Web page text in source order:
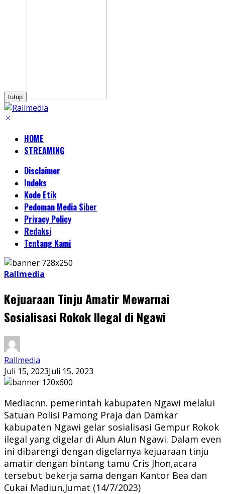
tutup
HOME
STREAMING
Disclaimer
Indeks
Kode Etik
Pedoman Media Siber
Privacy Policy
Redaksi
Tentang Kami
Rallmedia
Kejuaraan Tinju Amatir Mewarnai
Sosialisasi Rokok Ilegal di Ngawi
Rallmedia
Juli 15, 2023Juli 15, 2023
Mediacnn. pemerintah kabupaten Ngawi melalui
Satuan Polisi Pamong Praja dan Damkar
kabupaten Ngawi gelar sosialisasi Gempur Rokok
ilegal yang digelar di Alun Alun Ngawi. Dalam even
ini dibarengi dengan digelarnya kejuaraan tinju
amatir dengan bintang tamu Cris Jhon,acara
tersebut bekerja sama dengan Kantor Bea dan
Cukai Madiun,Jumat (14/7/2023)